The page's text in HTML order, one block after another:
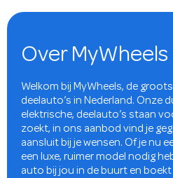
Over MyWheels
Welkom bij MyWheels, de
deelauto’s in Nederland. Onze
elektrische, deelauto’s staan
zoekt, in ons aanbod vind je
aansluit bij je wensen. Of je nu
een luxe, ruimer model nodig
auto bij jou in de buurt en